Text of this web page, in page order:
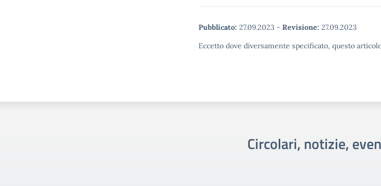
Pubblicato: 27.09.2023 - Revisione: 27.09.2023
Eccetto dove diversamente specificato, questo
Circolari, notizie,